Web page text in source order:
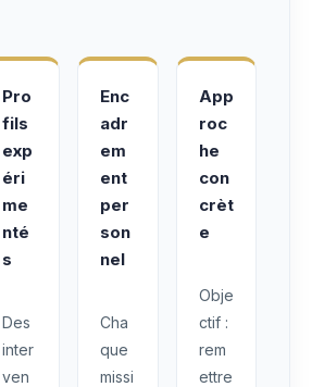
Pro
fils
exp
éri
me
nté
s
Des
inter
ven
Enc
adr
em
ent
per
son
nel
Cha
que
missi
App
roc
he
con
crèt
e
Obje
ctif :
rem
ettre